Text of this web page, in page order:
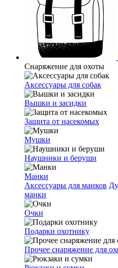
Снаряжение для охоты
Аксессуары для собак
Вышки и засидки
Защита от насекомых
Мушки
Наушники и беруши
Манки
Аксессуары для манков
манки
Очки
Подарки охотнику
Прочее снаряжение для